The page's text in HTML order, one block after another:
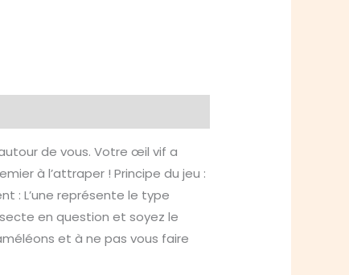
de vous. Votre œil vif a
à l’attraper ! Principe du jeu :
: L’une représente le type
en question et soyez le
et à ne pas vous faire